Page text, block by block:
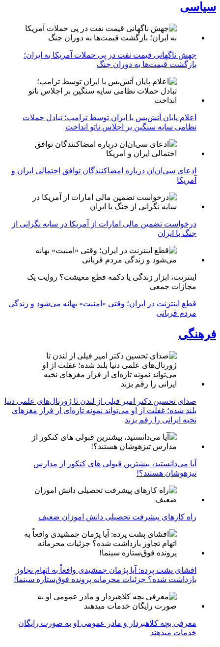
سیاسی
جهش ناگهانی قیمت نفت در پی حملات آمریکا به ایران؛
بازگشت قیمت‌ها به دوران جنگ
اعلام پایان آتش‌بس با ایران توسط ترامپ؛ تبادل حملات
نظامی سایه سنگین بر اجلاس ناتو انداخت
ادعای سی‌ان‌ان درباره امضاکنندگان توافق احتمالی ایران و
آمریکا
درخواست تضمین مالی امارات از آمریکا در سایه نگرانی از
جنگ با ایران
اینترنت، ابزار زندگی یا دکمه قطع معیشت؟ روایت یک
مجازات جمعی
قطع اینترنت در ایران؛ وقتی «امنیت» بهانه می‌شود و زندگی
مردم قربانی
فرهنگی
صدای تحسین دکتر امیر فیلی از لندن تا ژورنال‌های علمی دنیا
بلند شده؛ غفلت از او می‌تواند نمونه تازه‌ای از فرار مغزهای
نخبه ایرانی را رقم بزند
آیا می‌دانستید، بیشترین قبولی های کنکور از مدارس
تیزهوشان هستند؟!
راه کارهای پیشرفت تحصیلی دانش اموزان ضعیف
افشای پشت پرده: آیا پژمان جمشیدی واقعاً به اتهام تجاوز
بازداشت شده؟ جزئیات محرمانه پرونده فوق‌ستاره سینما!
معرفی بچه کلاهبردار و مادر عمومی او به صورت رایگان
خدمات میدهند